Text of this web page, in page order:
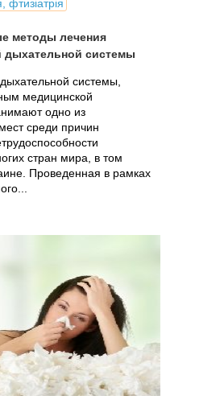
фтизіатрія
методы лечения
дыхательной системы
системы,
медицинской
одно из
среди причин
стран мира, в том
Проведенная в рамках